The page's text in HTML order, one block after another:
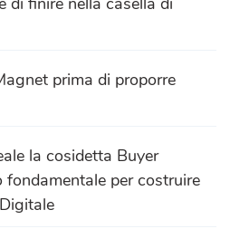
prima di proporre
la cosidetta Buyer
fondamentale per costruire